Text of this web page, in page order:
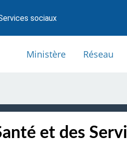
sociaux
Ministère Réseau
et des